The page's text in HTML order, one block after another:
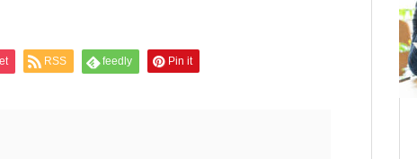
RSS feedly Pin it